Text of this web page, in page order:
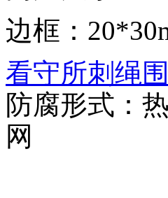
边框：
看守所刺绳
防腐形式：
网